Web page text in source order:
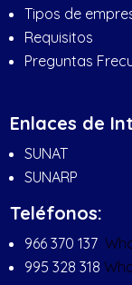
Tipos de
Requisitos
Preguntas
Enlaces de
SUNAT
SUNARP
Teléfonos:
966 370 137
995 328 318